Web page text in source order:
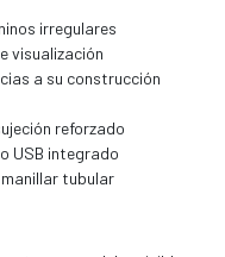
irregulares
visualización
a su construcción
reforzado
USB integrado
tubular